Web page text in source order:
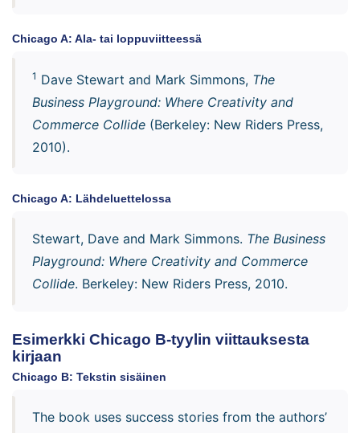
Chicago A: Ala- tai loppuviitteessä
1 Dave Stewart and Mark Simmons, The
Business Playground: Where Creativity and
Commerce Collide (Berkeley: New Riders Press,
2010).
Chicago A: Lähdeluettelossa
Stewart, Dave and Mark Simmons. The Business
Playground: Where Creativity and Commerce
Collide. Berkeley: New Riders Press, 2010.
Esimerkki Chicago B-tyylin viittauksesta
kirjaan
Chicago B: Tekstin sisäinen
The book uses success stories from the authors’